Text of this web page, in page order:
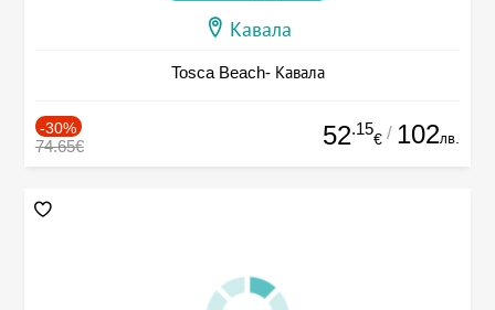
Кавала
Tosca Beach- Кавала
-30%
74.65€ 52.15
€ / 102лв.